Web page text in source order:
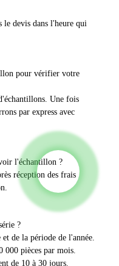
le devis dans l'heure qui
pour vérifier votre
Une fois
par express avec
l'échantillon ?
réception des frais
?
de la période de l'année.
000 pièces par mois.
de 10 à 30 jours.